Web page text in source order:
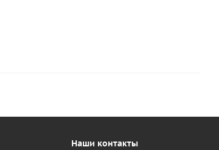
Наши контакты